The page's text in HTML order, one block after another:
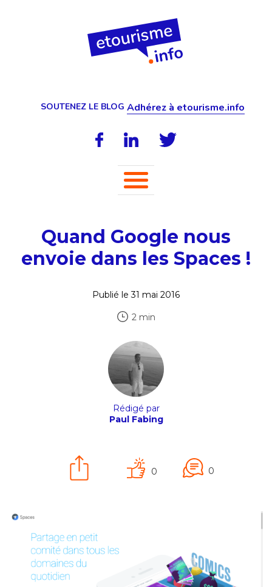
SOUTENEZ LE BLOG Adhérez à etourisme.info
Quand Google nous
envoie dans les Spaces !
Publié le 31 mai 2016
2 min
Rédigé par
Paul Fabing
0 0